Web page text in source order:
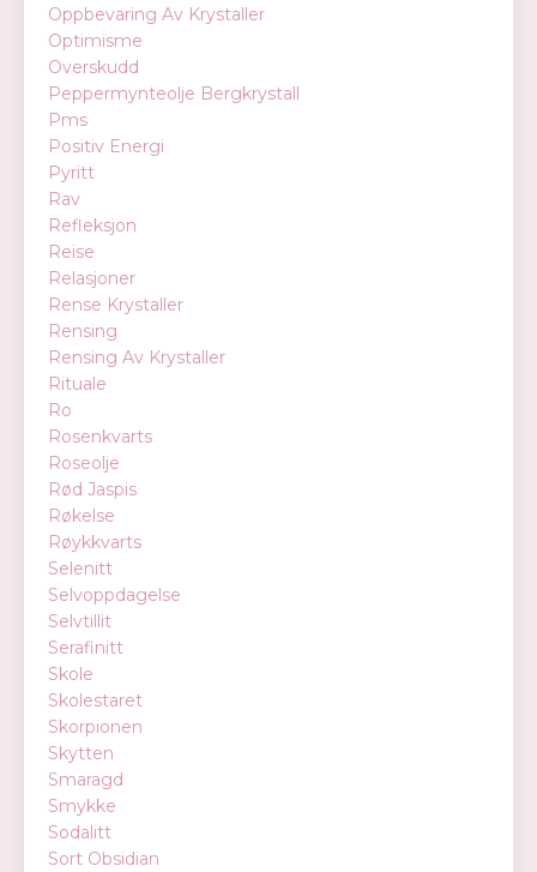
Oppbevaring Av Krystaller
Optimisme
Overskudd
Peppermynteolje Bergkrystall
Pms
Positiv Energi
Pyritt
Rav
Refleksjon
Reise
Relasjoner
Rense Krystaller
Rensing
Rensing Av Krystaller
Rituale
Ro
Rosenkvarts
Roseolje
Rød Jaspis
Røkelse
Røykkvarts
Selenitt
Selvoppdagelse
Selvtillit
Serafinitt
Skole
Skolestaret
Skorpionen
Skytten
Smaragd
Smykke
Sodalitt
Sort Obsidian